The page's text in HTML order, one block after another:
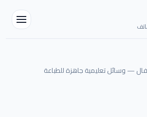
— وسائل تعليمية جاهزة للطباعة